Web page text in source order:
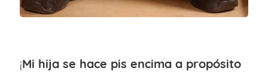
¡Mi hija se hace pis encima a propósito